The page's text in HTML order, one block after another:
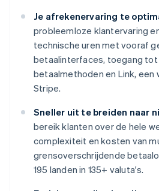
Je afrekenervaring te
probleemloze klantervaring
technische uren met vooraf
betaalinterfaces, toegang tot
betaalmethoden en Link, een
Stripe.
Sneller uit te breiden naar
bereik klanten over de hele
complexiteit en kosten van
grensoverschrijdende
195 landen in 135+ valuta's.